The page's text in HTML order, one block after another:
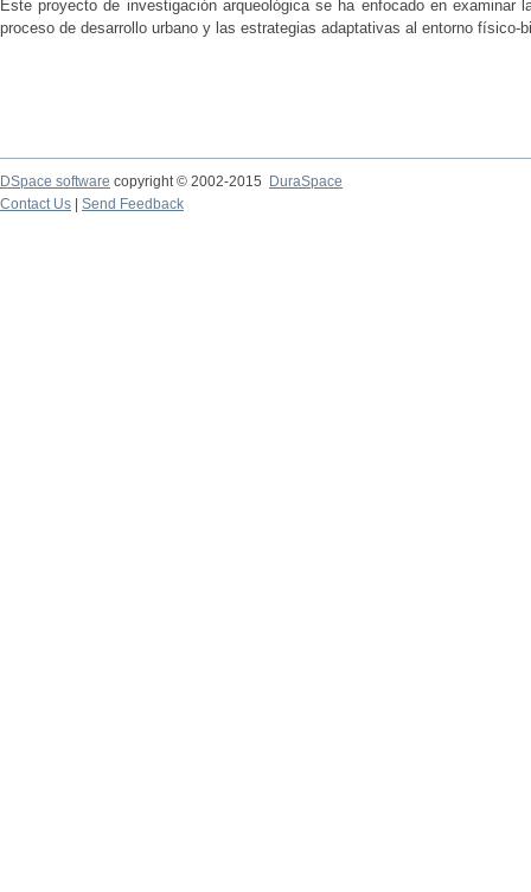
Este proyecto de investigación arqueológica se ha enfocado en examinar
proceso de desarrollo urbano y las estrategias adaptativas al entorno físico-
DSpace software copyright © 2002-2015
DuraSpace
Contact Us
Send Feedback